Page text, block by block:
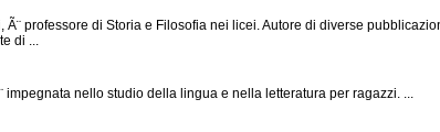
Ã¨ professore di Storia e Filosofia nei licei. Autore di diverse
di ...
nello studio della lingua e nella letteratura per ragazzi. ...